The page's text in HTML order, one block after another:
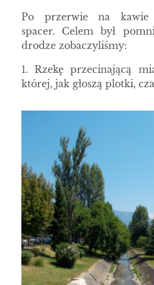
Po przerwie na kawie
spacer. Celem był
drodze zobaczyliśmy:
1. Rzekę przecinającą
której, jak głoszą plotki,